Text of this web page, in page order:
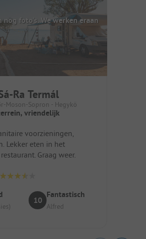
nog foto's. We werken eraan
Ra Termál
Moson-Sopron - Hegykö
vriendelijk
voorzieningen,
Lekker eten in het
Graag weer.
10
Fantastisch
Alfred